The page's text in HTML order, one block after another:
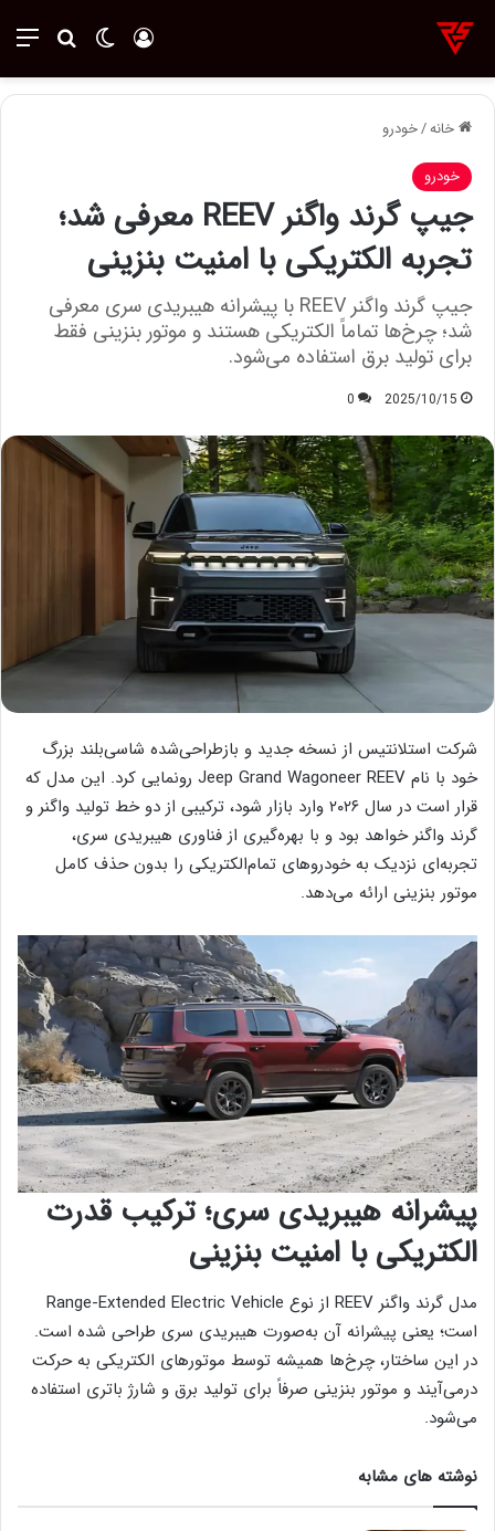
تغییر پوسته ورود
خانه/خودرو
خودرو
جیپ گرند واگنر REEV معرفی شد؛
تجربه الکتریکی با امنیت بنزینی
جیپ گرند واگنر REEV با پیشرانه هیبریدی سری معرفی
شد؛ چرخ‌ها تماماً الکتریکی هستند و موتور بنزینی فقط
برای تولید برق استفاده می‌شود.
2025/10/15
0
شرکت استلانتیس از نسخه جدید و بازطراحی‌شده شاسی‌بلند بزرگ
خود با نام Jeep Grand Wagoneer REEV رونمایی کرد. این مدل که
قرار است در سال ۲۰۲۶ وارد بازار شود، ترکیبی از دو خط تولید واگنر و
گرند واگنر خواهد بود و با بهره‌گیری از فناوری هیبریدی سری،
تجربه‌ای نزدیک به خودروهای تمام‌الکتریکی را بدون حذف کامل
موتور بنزینی ارائه می‌دهد.
پیشرانه هیبریدی سری؛ ترکیب قدرت
الکتریکی با امنیت بنزینی
مدل گرند واگنر REEV از نوع Range-Extended Electric Vehicle
است؛ یعنی پیشرانه آن به‌صورت هیبریدی سری طراحی شده است.
در این ساختار، چرخ‌ها همیشه توسط موتورهای الکتریکی به حرکت
درمی‌آیند و موتور بنزینی صرفاً برای تولید برق و شارژ باتری استفاده
می‌شود.
نوشته های مشابه